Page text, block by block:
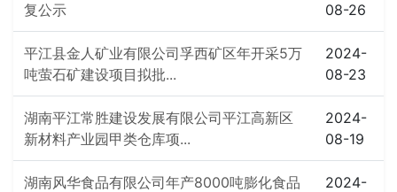
复公示
08-26
平江县金人矿业有限公司孚西矿区年开采5万
吨萤石矿建设项目拟批...
2024-
08-23
湖南平江常胜建设发展有限公司平江高新区
新材料产业园甲类仓库项...
2024-
08-19
湖南风华食品有限公司年产8000吨膨化食品
2024-